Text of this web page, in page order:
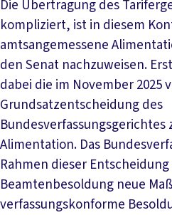
Die Übertragung des
kompliziert, ist in diesem
amtsangemessene
den Senat nachzuweisen.
dabei die im November 2025
Grundsatzentscheidung des
Alimentation. Das
Rahmen dieser
Beamtenbesoldung neue
verfassungskonforme